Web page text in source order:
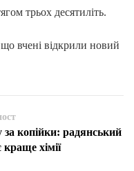
трьох десятиліть.
вчені відкрили новий
за копійки: радянський
хімії